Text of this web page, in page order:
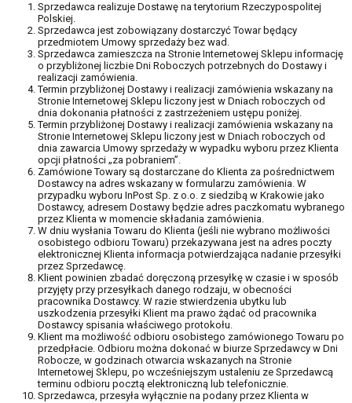
Sprzedawca realizuje Dostawę na terytorium Rzeczypospolitej
Polskiej.
Sprzedawca jest zobowiązany dostarczyć Towar będący
przedmiotem Umowy sprzedaży bez wad.
Sprzedawca zamieszcza na Stronie Internetowej Sklepu informację
o przybliżonej liczbie Dni Roboczych potrzebnych do Dostawy i
realizacji zamówienia.
Termin przybliżonej Dostawy i realizacji zamówienia wskazany na
Stronie Internetowej Sklepu liczony jest w Dniach roboczych od
dnia dokonania płatności z zastrzeżeniem ustępu poniżej.
Termin przybliżonej Dostawy i realizacji zamówienia wskazany na
Stronie Internetowej Sklepu liczony jest w Dniach roboczych od
dnia zawarcia Umowy sprzedaży w wypadku wyboru przez Klienta
opcji płatności „za pobraniem”.
Zamówione Towary są dostarczane do Klienta za pośrednictwem
Dostawcy na adres wskazany w formularzu zamówienia. W
przypadku wyboru InPost Sp. z o.o. z siedzibą w Krakowie jako
Dostawcy, adresem Dostawy będzie adres paczkomatu wybranego
przez Klienta w momencie składania zamówienia.
W dniu wysłania Towaru do Klienta (jeśli nie wybrano możliwości
osobistego odbioru Towaru) przekazywana jest na adres poczty
elektronicznej Klienta informacja potwierdzająca nadanie przesyłki
przez Sprzedawcę.
Klient powinien zbadać doręczoną przesyłkę w czasie i w sposób
przyjęty przy przesyłkach danego rodzaju, w obecności
pracownika Dostawcy. W razie stwierdzenia ubytku lub
uszkodzenia przesyłki Klient ma prawo żądać od pracownika
Dostawcy spisania właściwego protokołu.
Klient ma możliwość odbioru osobistego zamówionego Towaru po
przedpłacie. Odbioru można dokonać w biurze Sprzedawcy w Dni
Robocze, w godzinach otwarcia wskazanych na Stronie
Internetowej Sklepu, po wcześniejszym ustaleniu ze Sprzedawcą
terminu odbioru pocztą elektroniczną lub telefonicznie.
Sprzedawca, przesyła wyłącznie na podany przez Klienta w